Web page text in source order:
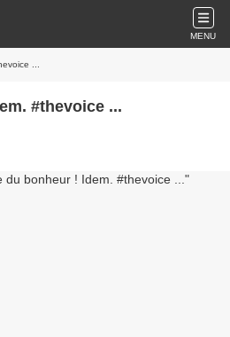
MENU
...
#thevoice ...